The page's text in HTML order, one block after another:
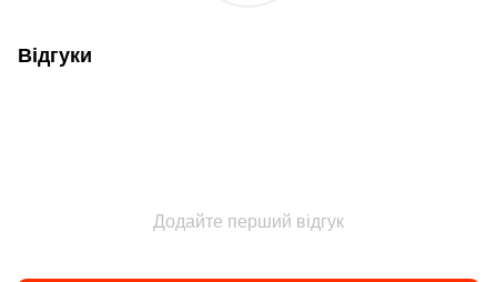
Відгуки
Додайте перший відгук